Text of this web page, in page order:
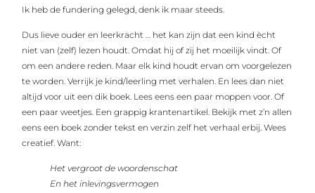
Ik heb de fundering gelegd, denk ik maar steeds.
Dus lieve ouder en leerkracht … het kan zijn dat een kind ècht
niet van (zelf) lezen houdt. Omdat hij of zij het moeilijk vindt. Of
om een andere reden. Maar elk kind houdt ervan om voorgelezen
te worden. Verrijk je kind/leerling met verhalen. En lees dan niet
altijd voor uit een dik boek. Lees eens een paar moppen voor. Of
een paar weetjes. Een grappig krantenartikel. Bekijk met z’n allen
eens een boek zonder tekst en verzin zelf het verhaal erbij. Wees
creatief. Want:
Het vergroot de woordenschat
En het inlevingsvermogen